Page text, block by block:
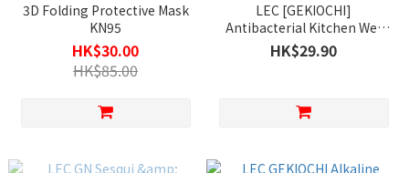
3D Folding Protective Mask
KN95
HK$30.00
HK$85.00
LEC [GEKIOCHI]
Antibacterial Kitchen Wet
Sheet
HK$29.90